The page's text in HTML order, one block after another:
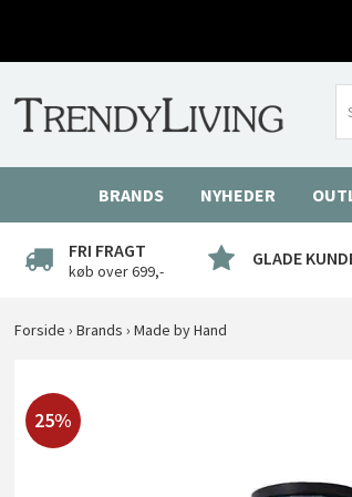
BRANDS NYHEDER
FRI FRAGT
køb over 699,-
GLADE
Forside ›Brands ›Made by Hand
25%